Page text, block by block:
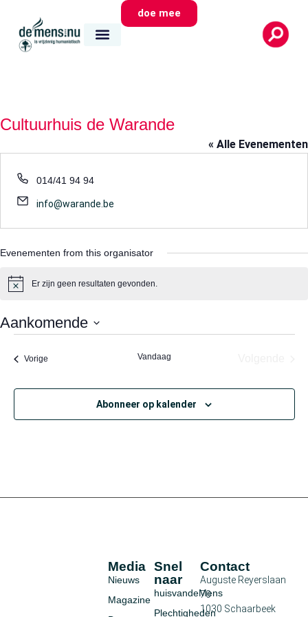
doe mee
Cultuurhuis de Warande
« Alle Evenementen
Telefoon
014/41 94 94
E-
info@warande.be
Evenementen from this organisator
BerichtEr zijn geen resultaten gevonden.
Aankomende
Selecteer
datum.VorigeEvenementen Vandaag
Abonneer op kalender
Snel
naar
huisvandeMens
Plechtigheden
Media
Nieuws
Magazine
Contact
Auguste Reyerslaan
70
1030 Schaarbeek